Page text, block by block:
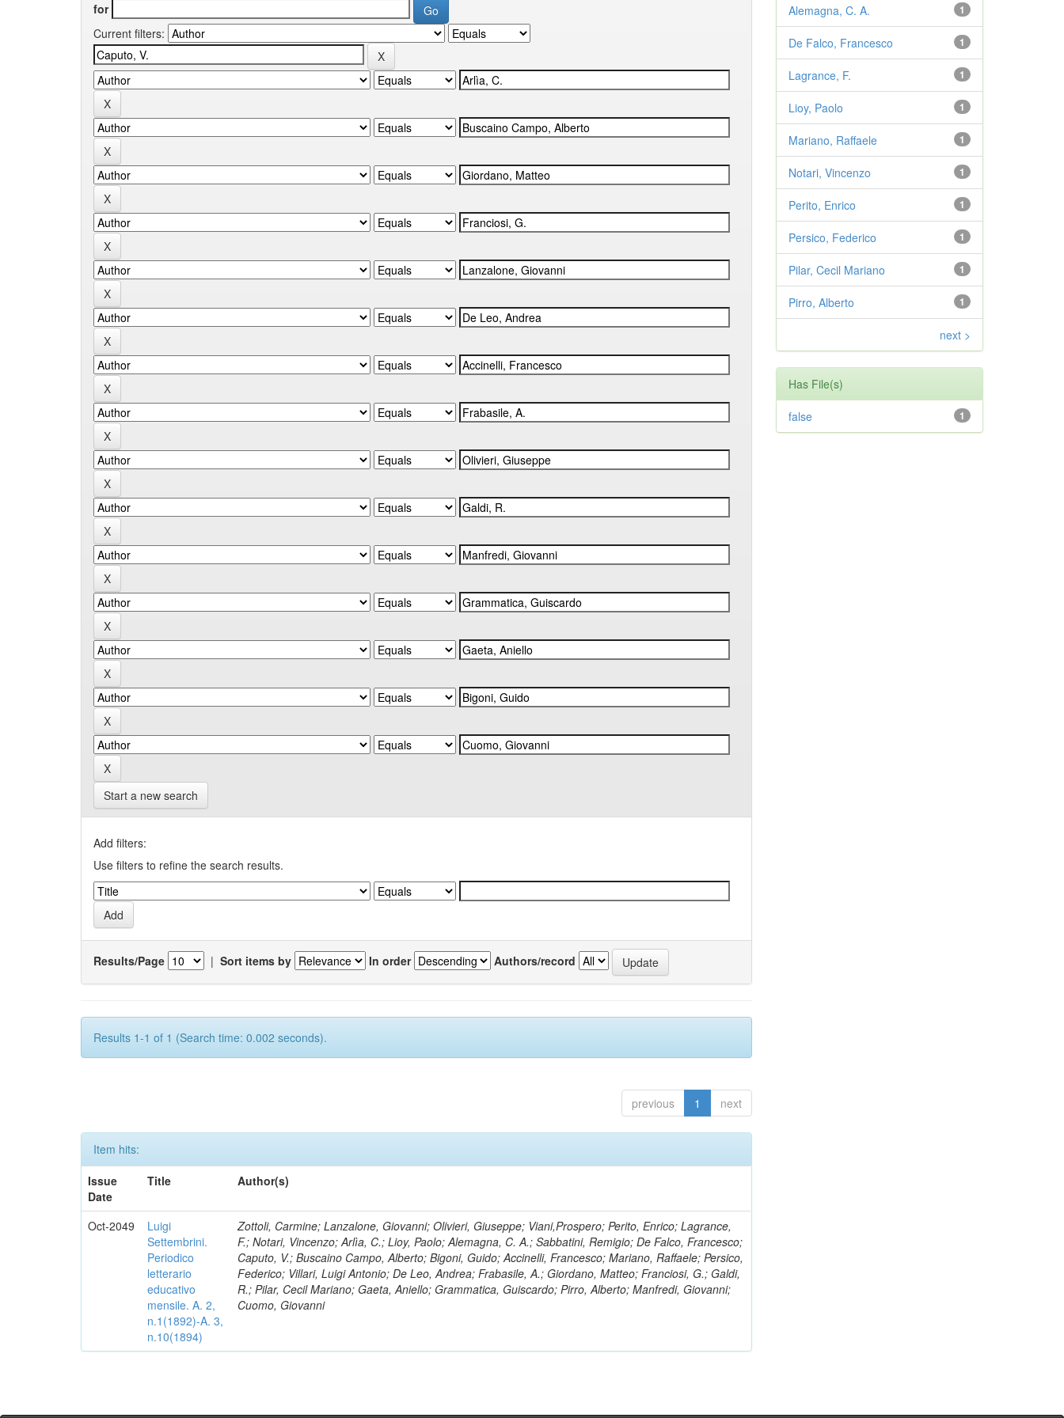
for
Current filters:
Start a new search
Add filters:
Use filters to refine the search results.
Results/Page | Sort items by In order Authors/record
Results 1-1 of 1 (Search time: 0.002 seconds).
previous 1 next
Item hits:
Issue
Date
Title Author(s)
Oct-2049
Luigi
Settembrini.
Periodico
letterario
educativo
mensile. A. 2,
n.1(1892)-A. 3,
n.10(1894)
Zottoli, Carmine; Lanzalone, Giovanni; Olivieri, Giuseppe; Viani,Prospero; Perito, Enrico; Lagrance,
F.; Notari, Vincenzo; Arlìa, C.; Lioy, Paolo; Alemagna, C. A.; Sabbatini, Remigio; De Falco, Francesco;
Caputo, V.; Buscaino Campo, Alberto; Bigoni, Guido; Accinelli, Francesco; Mariano, Raffaele; Persico,
Federico; Villari, Luigi Antonio; De Leo, Andrea; Frabasile, A.; Giordano, Matteo; Franciosi, G.; Galdi,
R.; Pilar, Cecil Mariano; Gaeta, Aniello; Grammatica, Guiscardo; Pirro, Alberto; Manfredi, Giovanni;
Cuomo, Giovanni
1
Alemagna, C. A.
1
De Falco, Francesco
1
Lagrance, F.
1
Lioy, Paolo
1
Mariano, Raffaele
1
Notari, Vincenzo
1
Perito, Enrico
1
Persico, Federico
1
Pilar, Cecil Mariano
1
Pirro, Alberto
next >
Has File(s)
1
false